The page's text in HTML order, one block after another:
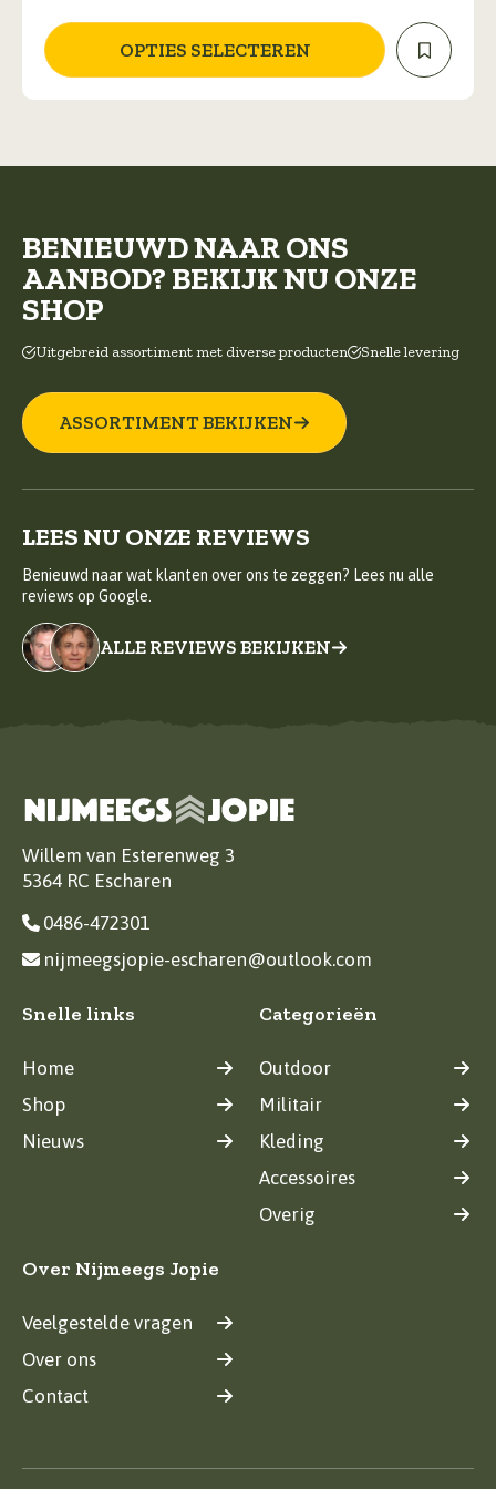
OPTIES SELECTEREN
kan
gekozen
worden
op
BENIEUWD NAAR ONS
AANBOD? BEKIJK NU ONZE
SHOP
Uitgebreid assortiment met diverse producten Snelle levering
ASSORTIMENT BEKIJKEN
LEES NU ONZE REVIEWS
Benieuwd naar wat klanten over ons te zeggen? Lees nu alle
reviews op Google.
ALLE REVIEWS BEKIJKEN
Willem van Esterenweg 3
5364 RC Escharen
0486-472301
nijmeegsjopie-escharen@outlook.com
Snelle links
Home
Shop
Nieuws
Categorieën
Outdoor
Militair
Kleding
Accessoires
Overig
Over Nijmeegs Jopie
Veelgestelde vragen
Over ons
Contact